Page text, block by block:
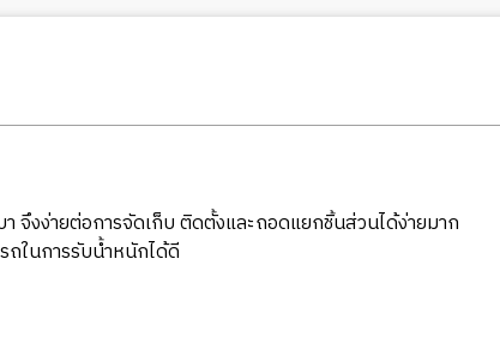
จึงง่ายต่อการจัดเก็บ ติดตั้งและถอดแยกชิ้นส่วนได้ง่ายมาก
ถในการรับน้ำหนักได้ดี